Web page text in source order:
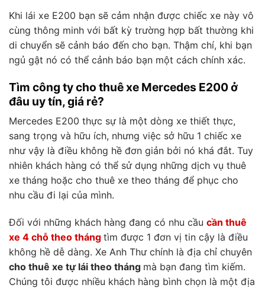
Khi lái xe E200 bạn sẽ cảm nhận được chiếc xe này vô
cùng thông minh với bất kỳ trường hợp bất thường khi
di chuyển sẽ cảnh báo đến cho bạn. Thậm chí, khi bạn
ngủ gật nó có thể cảnh báo bạn một cách chính xác.
Tìm công ty cho thuê xe Mercedes E200 ở
đâu uy tín, giá rẻ?
Mercedes E200 thực sự là một dòng xe thiết thực,
sang trọng và hữu ích, nhưng việc sở hữu 1 chiếc xe
như vậy là điều không hề đơn giản bởi nó khá đắt. Tuy
nhiên khách hàng có thể sử dụng những dịch vụ thuê
xe tháng hoặc cho thuê xe theo tháng để phục cho
nhu cầu đi lại của mình.
Đối với những khách hàng đang có nhu cầu cần thuê
xe 4 chỗ theo tháng tìm được 1 đơn vị tin cậy là điều
không hề dễ dàng. Xe Anh Thư chính là địa chỉ chuyên
cho thuê xe tự lái theo tháng mà bạn đang tìm kiếm.
Chúng tôi được nhiều khách hàng bình chọn là một địa